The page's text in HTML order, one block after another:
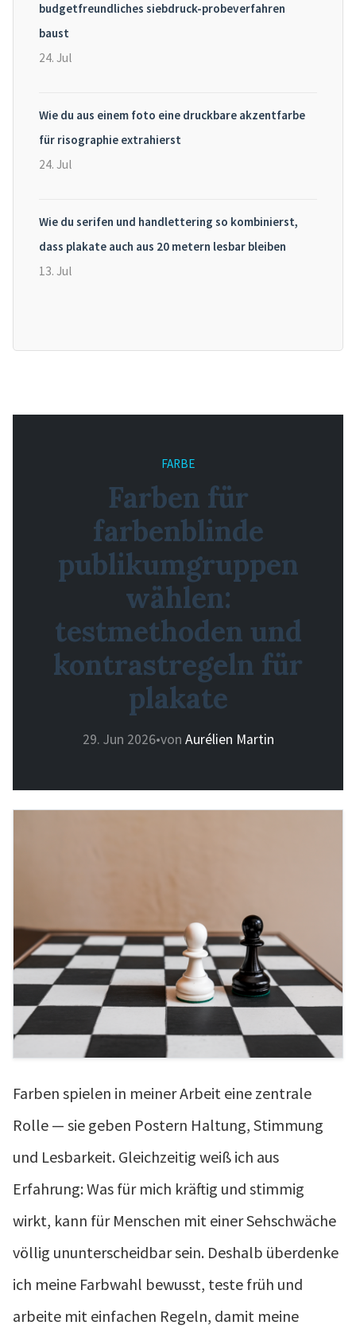
budgetfreundliches siebdruck-probeverfahren
baust
24. Jul
Wie du aus einem foto eine druckbare akzentfarbe
für risographie extrahierst
24. Jul
Wie du serifen und handlettering so kombinierst,
dass plakate auch aus 20 metern lesbar bleiben
13. Jul
FARBE
Farben für
farbenblinde
publikumgruppen
wählen:
testmethoden und
kontrastregeln für
plakate
29. Jun 2026•von Aurélien Martin
Farben spielen in meiner Arbeit eine zentrale
Rolle — sie geben Postern Haltung, Stimmung
und Lesbarkeit. Gleichzeitig weiß ich aus
Erfahrung: Was für mich kräftig und stimmig
wirkt, kann für Menschen mit einer Sehschwäche
völlig ununterscheidbar sein. Deshalb überdenke
ich meine Farbwahl bewusst, teste früh und
arbeite mit einfachen Regeln, damit meine